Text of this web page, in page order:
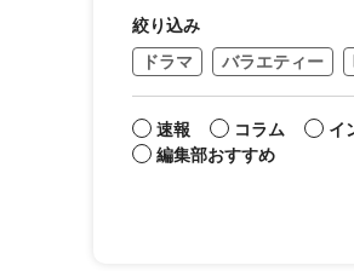
絞り込み
ドラマ
バラエティー
速報 コラム イ
編集部おすすめ